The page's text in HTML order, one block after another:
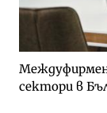
сектори в